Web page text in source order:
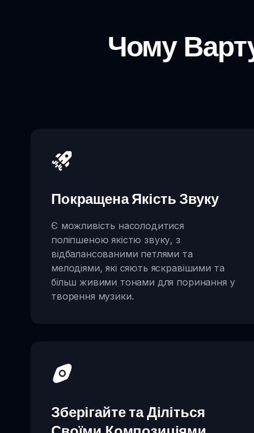
Чому
Покращена Якість Звуку
Є можливість насолодитися
поліпшеною якістю звуку, з
відбалансованими петлями та
мелодіями, які сяють яскравішими та
більш живими тонами для поринання у
творення музики.
Зберігайте та Діліться